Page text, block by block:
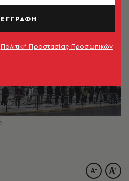
ΕΓΓΡΑΦΗ
Πολιτική Προστασίας Προσωπικών